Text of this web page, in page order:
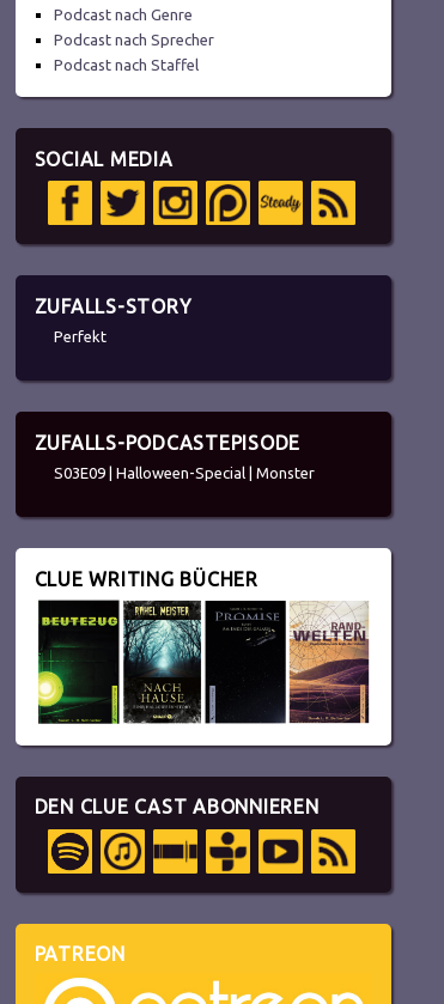
Podcast nach Genre
Podcast nach Sprecher
Podcast nach Staffel
SOCIAL MEDIA
ZUFALLS-STORY
Perfekt
ZUFALLS-PODCASTEPISODE
S03E09 | Halloween-Special | Monster
CLUE WRITING BÜCHER
DEN CLUE CAST ABONNIEREN
PATREON